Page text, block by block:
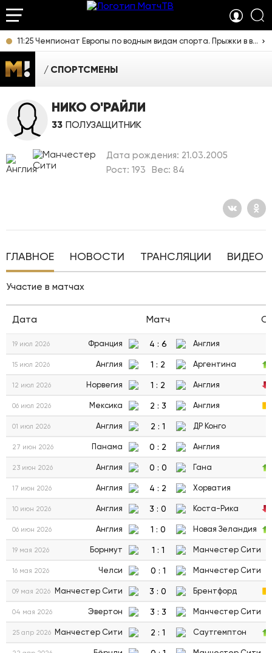
11:25 Чемпионат Европы по водным видам спорта. Прыжки в воду. Мужчины. Вышка. Прямая трансляция из Франции
СПОРТСМЕНЫ
НИКО О'РАЙЛИ
33 ПОЛУЗАЩИТНИК
Дата рождения: 21.03.2005
Рост: 193
Вес: 84
ГЛАВНОЕ НОВОСТИ ТРАНСЛЯЦИИ ВИДЕО
Участие в матчах
Дата Матч
19 июл 2026 Франция 4 : 6 Англия
15 июл 2026 Англия 1 : 2 Аргентина
12 июл 2026 Норвегия 1 : 2 Англия
06 июл 2026 Мексика 2 : 3 Англия
01 июл 2026 Англия 2 : 1 ДР Конго
27 июн 2026 Панама 0 : 2 Англия
23 июн 2026 Англия 0 : 0 Гана
17 июн 2026 Англия 4 : 2 Хорватия
10 июн 2026 Англия 3 : 0 Коста-Рика
06 июн 2026 Англия 1 : 0 Новая Зеландия
19 мая 2026 Борнмут 1 : 1 Манчестер Сити
16 мая 2026 Челси 0 : 1 Манчестер Сити
09 мая 2026 Манчестер Сити 3 : 0 Брентфорд
04 мая 2026 Эвертон 3 : 3 Манчестер Сити
25 апр 2026 Манчестер Сити 2 : 1 Саутгемптон